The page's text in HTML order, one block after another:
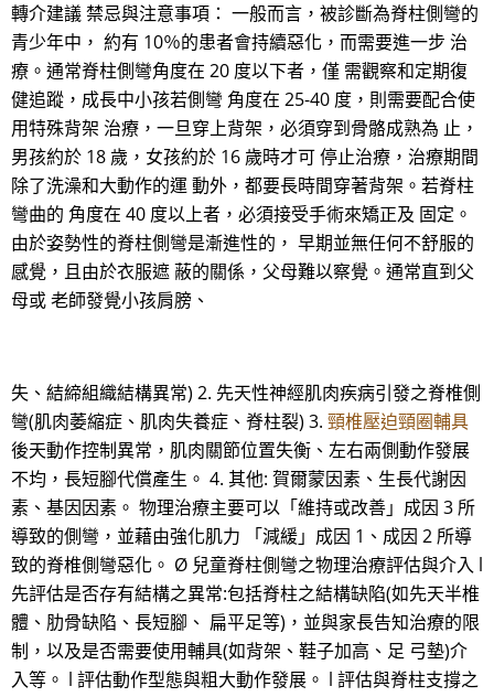
轉介建議 禁忌與注意事項： 一般而言，被診斷為脊柱側彎的
青少年中， 約有 10％的患者會持續惡化，而需要進一步 治
療。通常脊柱側彎角度在 20 度以下者，僅 需觀察和定期復
健追蹤，成長中小孩若側彎 角度在 25-40 度，則需要配合使
用特殊背架 治療，一旦穿上背架，必須穿到骨骼成熟為 止，
男孩約於 18 歲，女孩約於 16 歲時才可 停止治療，治療期間
除了洗澡和大動作的運 動外，都要長時間穿著背架。若脊柱
彎曲的 角度在 40 度以上者，必須接受手術來矯正及 固定。
由於姿勢性的脊柱側彎是漸進性的， 早期並無任何不舒服的
感覺，且由於衣服遮 蔽的關係，父母難以察覺。通常直到父
母或 老師發覺小孩肩膀、
失、結締組織結構異常) 2. 先天性神經肌肉疾病引發之脊椎側
彎(肌肉萎縮症、肌肉失養症、脊柱裂) 3. 頸椎壓迫頸圈輔具
後天動作控制異常，肌肉關節位置失衡、左右兩側動作發展
不均，長短腳代償產生。 4. 其他: 賀爾蒙因素、生長代謝因
素、基因因素。 物理治療主要可以「維持或改善」成因 3 所
導致的側彎，並藉由強化肌力 「減緩」成因 1、成因 2 所導
致的脊椎側彎惡化。 Ø 兒童脊柱側彎之物理治療評估與介入 l
先評估是否存有結構之異常:包括脊柱之結構缺陷(如先天半椎
體、肋骨缺陷、長短腳、 扁平足等)，並與家長告知治療的限
制，以及是否需要使用輔具(如背架、鞋子加高、足 弓墊)介
入等。 l 評估動作型態與粗大動作發展。 l 評估與脊柱支撐之